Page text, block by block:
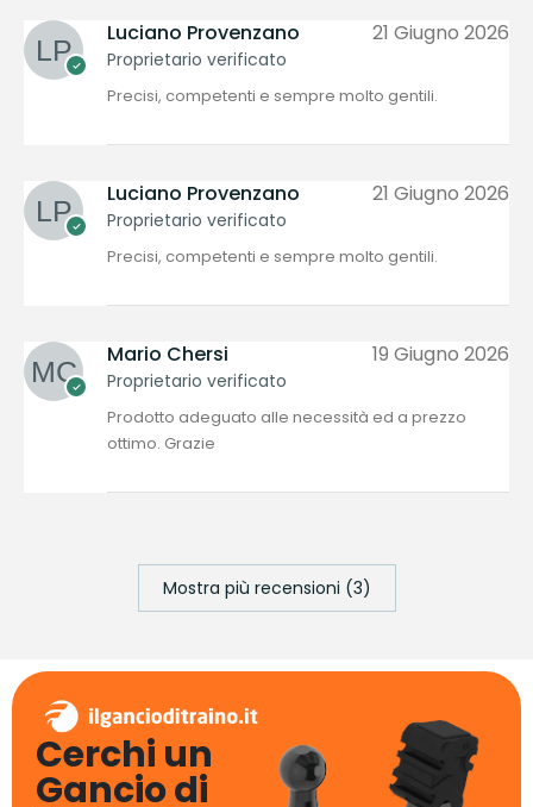
Luciano Provenzano
Proprietario verificato
21 Giugno 2026
Precisi, competenti e sempre molto gentili.
Luciano Provenzano
Proprietario verificato
21 Giugno 2026
Precisi, competenti e sempre molto gentili.
Mario Chersi
Proprietario verificato
19 Giugno 2026
Prodotto adeguato alle necessità ed a prezzo
ottimo. Grazie
Mostra più recensioni (3)
Cerchi un
Gancio di